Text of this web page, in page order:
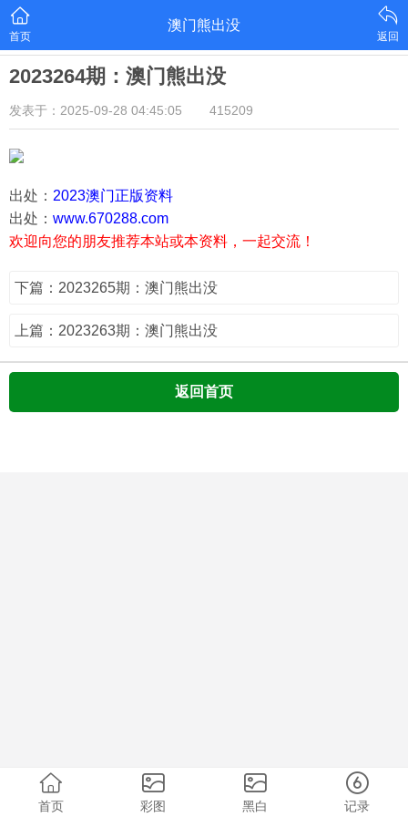
首页
澳门熊出没
返回
2023264期：澳门熊出没
发表于：2025-09-28 04:45:05 415209
出处： 2023澳门正版资料
出处： www.670288.com
欢迎向您的朋友推荐本站或本资料，一起交流！
下篇：2023265期：澳门熊出没
上篇：2023263期：澳门熊出没
返回首页
首页 彩图 黑白 记录